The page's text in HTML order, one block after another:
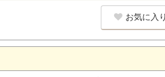
お気に入